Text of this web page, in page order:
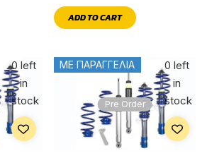
ADD TO CART
0 left
in
stock
ΜΕ ΠΑΡΑΓΓΕΛΙΑ
0 left
in
stock
Pre Order